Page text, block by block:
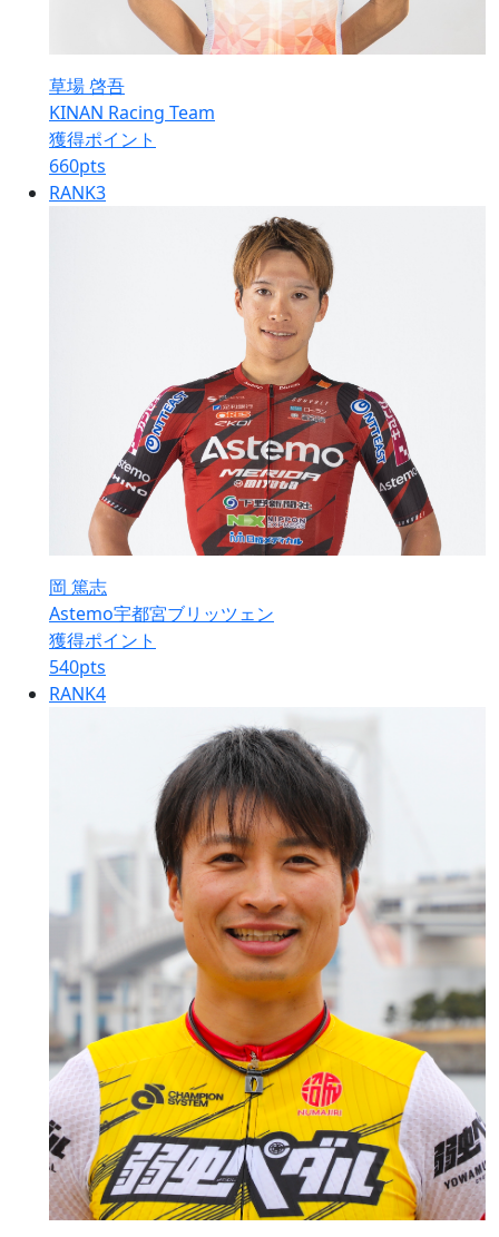
草場 啓吾
KINAN Racing Team
獲得ポイント
660pts
RANK3
岡 篤志
Astemo宇都宮ブリッツェン
獲得ポイント
540pts
RANK4